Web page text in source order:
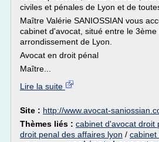
civiles et pénales de Lyon et de
Maître Valérie SANIOSSIAN vous
cabinet d'avocat, situé entre le
arrondissement de Lyon.
Avocat en droit pénal
Maître...
Lire la suite
Site : http://www.avocat-
Thèmes liés : cabinet d'avocat droit
droit penal des affaires lyon / cabinet